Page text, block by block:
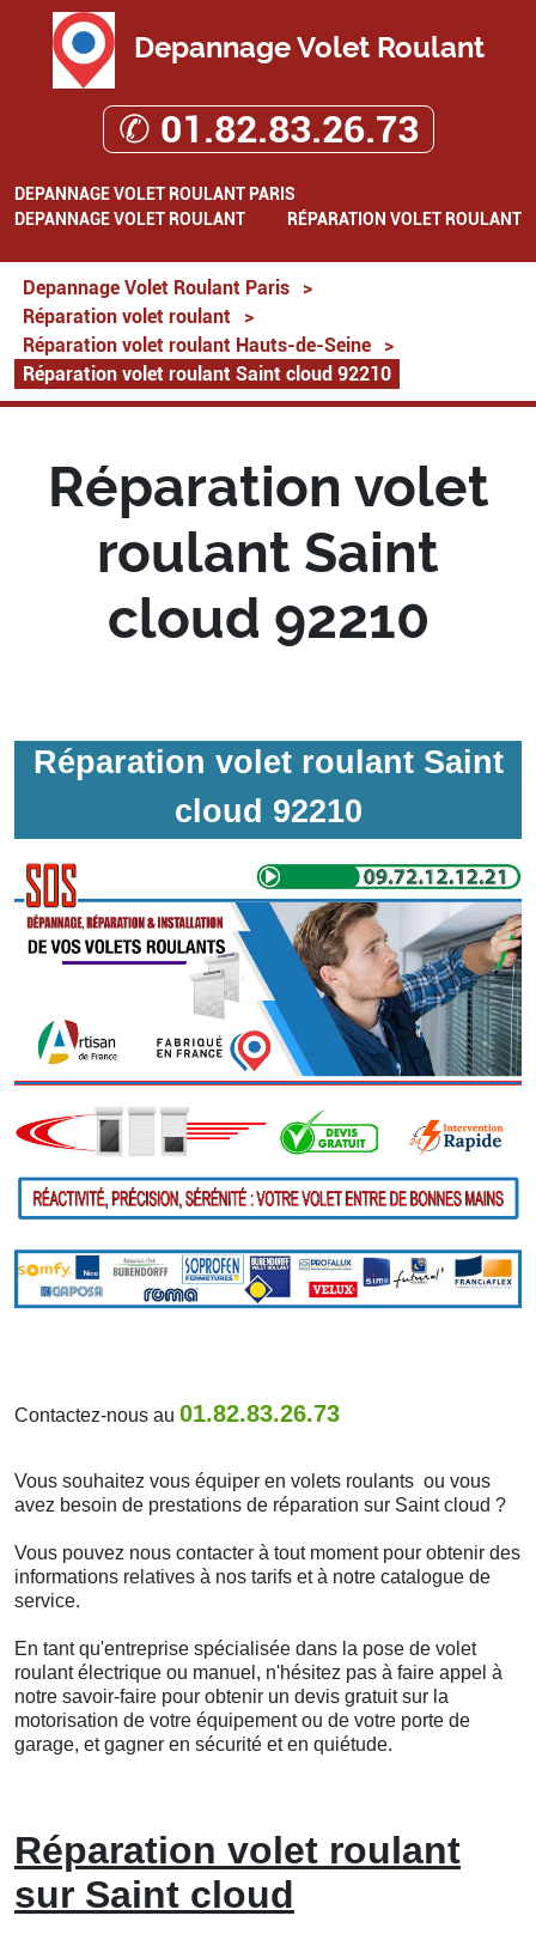
Depannage Volet Roulant
✆ 01.82.83.26.73
DEPANNAGE VOLET ROULANT PARIS
DEPANNAGE VOLET ROULANT
RÉPARATION VOLET ROULANT
Depannage Volet Roulant Paris
>
Réparation volet roulant
>
Réparation volet roulant Hauts-de-Seine
>
Réparation volet roulant Saint cloud 92210
Réparation volet
roulant Saint
cloud 92210
Réparation volet roulant Saint
cloud 92210
Contactez-nous au 01.82.83.26.73
Vous souhaitez vous équiper en volets roulants ou vous
avez besoin de prestations de réparation sur Saint cloud ?
Vous pouvez nous contacter à tout moment pour obtenir des
informations relatives à nos tarifs et à notre catalogue de
service.
En tant qu'entreprise spécialisée dans la pose de volet
roulant électrique ou manuel, n'hésitez pas à faire appel à
notre savoir-faire pour obtenir un devis gratuit sur la
motorisation de votre équipement ou de votre porte de
garage, et gagner en sécurité et en quiétude.
Réparation volet roulant
sur Saint cloud